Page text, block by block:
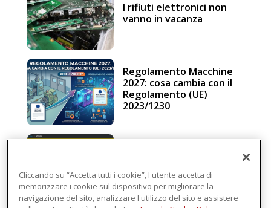
I rifiuti elettronici non
vanno in vacanza
Regolamento Macchine
2027: cosa cambia con il
Regolamento (UE)
2023/1230
intelligenza in cloud
Cliccando su “Accetta tutti i cookie”, l'utente accetta di
memorizzare i cookie sul dispositivo per migliorare la
navigazione del sito, analizzare l'utilizzo del sito e assistere